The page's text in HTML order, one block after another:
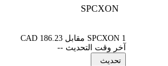
SPCXON
1 SPCXON مقابل 186.23 CAD
آخر وقت التحديث --
تحديث